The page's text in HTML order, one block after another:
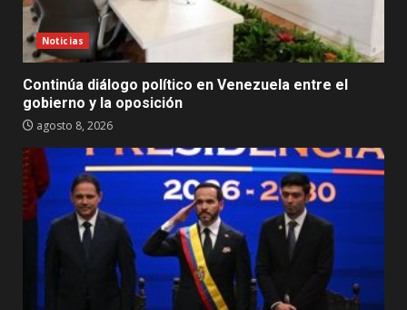
Noticias
Continúa diálogo político en Venezuela entre el
gobierno y la oposición
agosto 8, 2026